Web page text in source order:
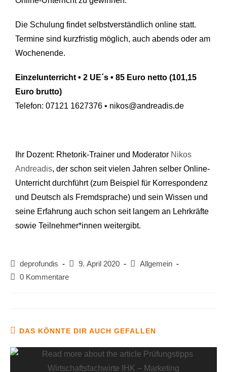
Die Schulung findet selbstverständlich online statt.
Termine sind kurzfristig möglich, auch abends oder am
Wochenende.
Einzelunterricht • 2 UE´s • 85 Euro netto (101,15
Euro brutto)
Telefon: 07121 1627376 • nikos@andreadis.de
Ihr Dozent: Rhetorik-Trainer und Moderator Nikos
Andreadis, der schon seit vielen Jahren selber Online-
Unterricht durchführt (zum Beispiel für Korrespondenz
und Deutsch als Fremdsprache) und sein Wissen und
seine Erfahrung auch schon seit langem an Lehrkräfte
sowie Teilnehmer*innen weitergibt.
deprofundis 9. April 2020
Allgemein
0 Kommentare
DAS KÖNNTE DIR AUCH GEFALLEN